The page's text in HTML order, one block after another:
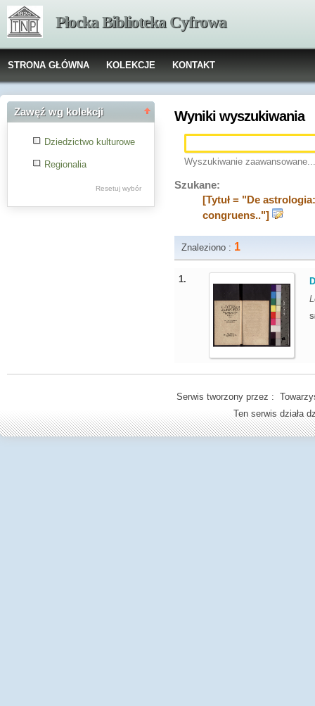
Płocka Biblioteka Cyfrowa
STRONA GŁÓWNA KOLEKCJE KONTAKT
Zawęź wg kolekcji
Dziedzictwo kulturowe
Regionalia
Resetuj wybór
Wyniki wyszukiwania
Wyszukiwanie zaawansowane...
Szukane:
[Tytuł = "De
congruens.."]
Znaleziono : 1
1.
Serwis tworzony przez :
Ten serwis działa